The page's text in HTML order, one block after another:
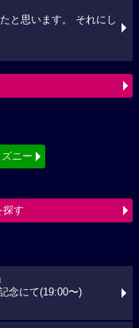
と思います。 それにし
ニー
探す
念にて(19:00〜)